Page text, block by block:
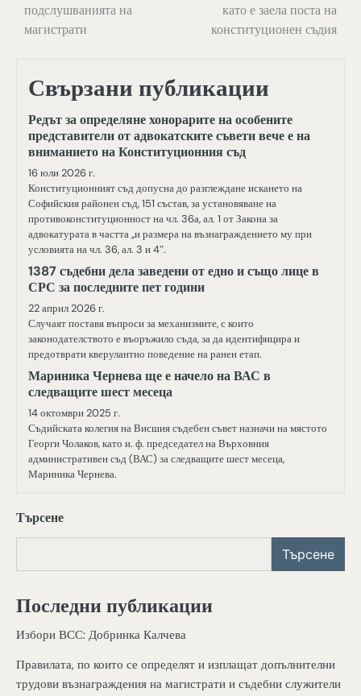
подслушванията на
магистрати
като е заела поста на
конституционен съдия
Свързани публикации
Редът за определяне хонорарите на особените
представители от адвокатските съвети вече е на
вниманието на Конституционния съд
16 юли 2026 г.
Конституционният съд допусна до разглеждане искането на
Софийския районен съд, 151 състав, за установяване на
противоконституционност на чл. 36а, ал. 1 от Закона за
адвокатурата в частта „и размера на възнаграждението му при
условията на чл. 36, ал. 3 и 4″.
1387 съдебни дела заведени от едно и също лице в
СРС за последните пет години
22 април 2026 г.
Случаят поставя въпроси за механизмите, с които
законодателството е въоръжило съда, за да идентифицира и
предотврати кверулантно поведение на ранен етап.
Мариника Чернева ще е начело на ВАС в
следващите шест месеца
14 октомври 2025 г.
Съдийската колегия на Висшия съдебен съвет назначи на мястото
Георги Чолаков, като и. ф. председател на Върховния
административен съд (ВАС) за следващите шест месеца,
Мариника Чернева.
Търсене
Търсене
Последни публикации
Избори ВСС: Добринка Калчева
Правилата, по които се определят и изплащат допълнителни
трудови възнаграждения на магистрати и съдебни служители